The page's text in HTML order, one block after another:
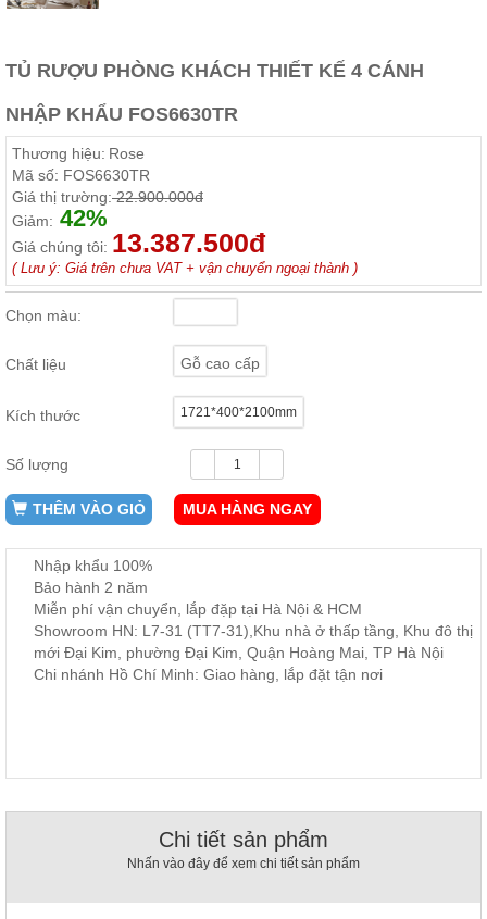
Nội
Phòng
Giường
ngủ, tủ
áo, bàn
trang
điểm
Nội
Phòng
Ăn
ăn,
kệ
Công,
Vườn
Phụ
Cây
, đồ
TỦ RƯỢU PHÒNG KHÁCH THIẾT KẾ 4 CÁNH
NHẬP KHẨU FOS6630TR
Thương hiệu: Rose
Mã số: FOS6630TR
Giá thị trường:22.900.000đ
Giảm: 42%
Giá chúng tôi: 13.387.500đ
( Lưu ý: Giá trên chưa VAT + vận chuyển ngoại thành )
Chọn màu:
Chất liệu Gỗ cao cấp
Kích thước 1721*400*2100mm
Số lượng
THÊM VÀO GIỎ MUA HÀNG NGAY
Nhập khẩu 100%
Bảo hành 2 năm
Miễn phí vận chuyển, lắp đặp tại Hà Nội & HCM
Showroom HN: L7-31 (TT7-31),Khu nhà ở thấp tầng, Khu đô thị
mới Đại Kim, phường Đại Kim, Quận Hoàng Mai, TP Hà Nội
Chi nhánh Hồ Chí Minh: Giao hàng, lắp đặt tận nơi
Chi tiết sản phẩm
Nhấn vào đây để xem chi tiết sản phẩm